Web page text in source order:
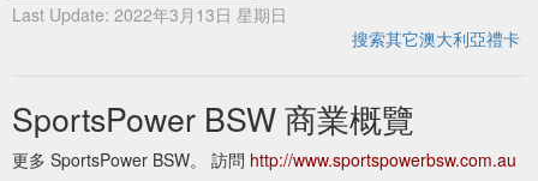
Last Update: 2022年3月13日 星期日
搜索其它澳大利亞禮卡
SportsPower BSW 商業概覽
更多 SportsPower BSW。 訪問 http://www.sportspowerbsw.com.au